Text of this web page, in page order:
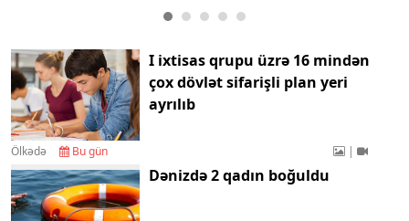
I ixtisas qrupu üzrə 16 mindən
çox dövlət sifarişli plan yeri
ayrılıb
Ölkədə Bu gün |
Dənizdə 2 qadın boğuldu